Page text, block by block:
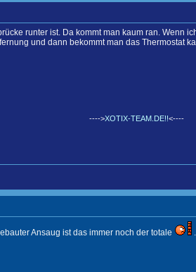
runter ist. Da kommt man kaum ran. Wenn
und dann bekommt man das Thermostat
---->XOTIX-TEAM.DE!!<----
Ansaug ist das immer noch der totale